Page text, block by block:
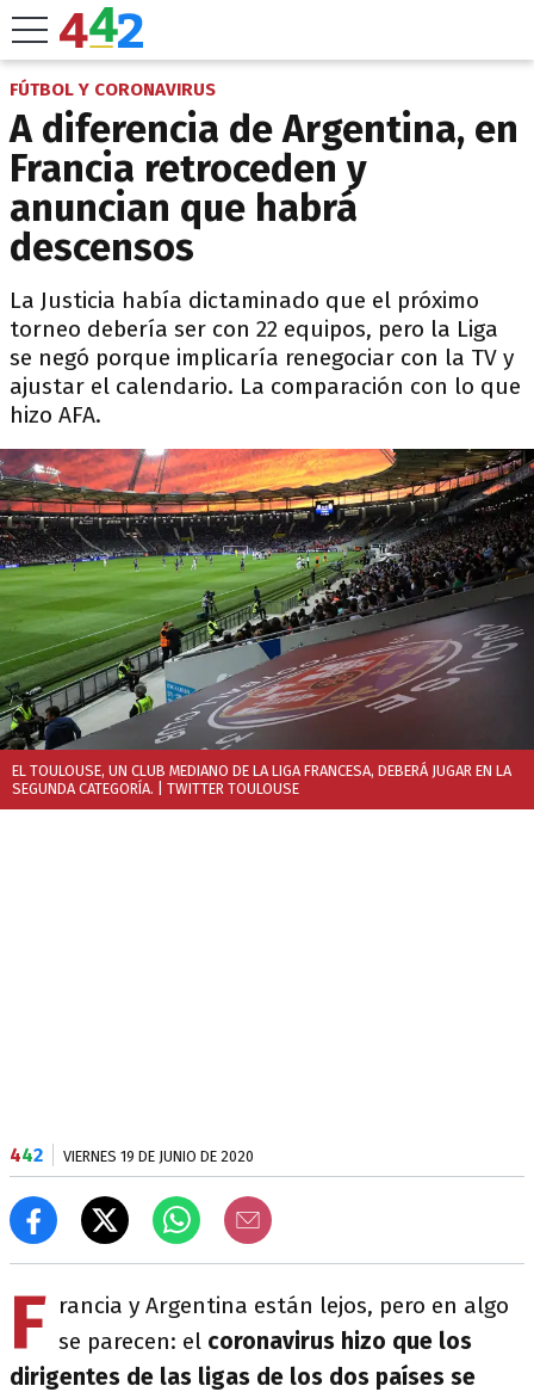
FÚTBOL Y CORONAVIRUS
A diferencia de Argentina, en
Francia retroceden y
anuncian que habrá
descensos
La Justicia había dictaminado que el próximo
torneo debería ser con 22 equipos, pero la Liga
se negó porque implicaría renegociar con la TV y
ajustar el calendario. La comparación con lo que
hizo AFA.
EL TOULOUSE, UN CLUB MEDIANO DE LA LIGA FRANCESA, DEBERÁ JUGAR EN LA
SEGUNDA CATEGORÍA. | TWITTER TOULOUSE
442 VIERNES 19 DE JUNIO DE 2020
F rancia y Argentina están lejos, pero en algo
se parecen: el coronavirus hizo que los
dirigentes de las ligas de los dos países se